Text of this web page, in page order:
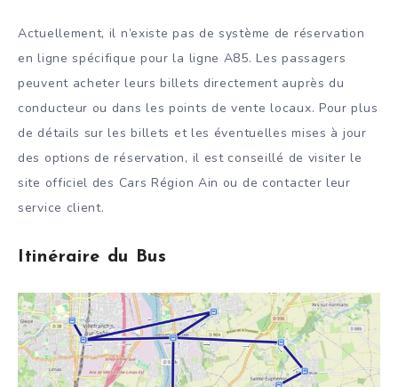
Actuellement, il n’existe pas de système de réservation
en ligne spécifique pour la ligne A85. Les passagers
peuvent acheter leurs billets directement auprès du
conducteur ou dans les points de vente locaux. Pour plus
de détails sur les billets et les éventuelles mises à jour
des options de réservation, il est conseillé de visiter le
site officiel des Cars Région Ain ou de contacter leur
service client.
Itinéraire du Bus